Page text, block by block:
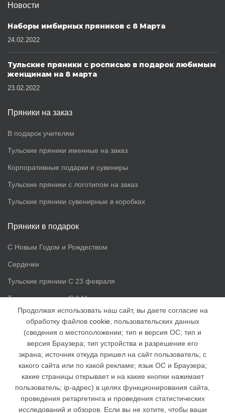
Новости
Наборы имбирных пряников с 8 Марта
24.02.2022
Тульские пряники с росписью в подарок любимым
женщинам на 8 марта
23.02.2022
Пряники на заказ
В подарок учителям
Тульские пряники именные на заказ
Корпоративные подарки и сувениры
Тульские пряники с логотипом на заказ
Тульские пряники сувенирные в коробках
Пряники в подарок
С Новым Годом и Рождеством
Сердечки
Тульские пряники С 23 февраля
Тульские пряники С 8 Марта
Доп. информация
Статьи
Доставка и оплата
Наша группа ВК
Продолжая использовать наш сайт, вы даете согласие на
обработку файлов cookie, пользовательских данных
(сведения о местоположении; тип и версия ОС; тип и
версия Браузера; тип устройства и разрешение его
экрана; источник откуда пришел на сайт пользователь; с
какого сайта или по какой рекламе; язык ОС и Браузера;
какие страницы открывает и на какие кнопки нажимает
пользователь; ip-адрес) в целях функционирования сайта,
проведения ретаргетинга и проведения статистических
исследований и обзоров. Если вы не хотите, чтобы ваши